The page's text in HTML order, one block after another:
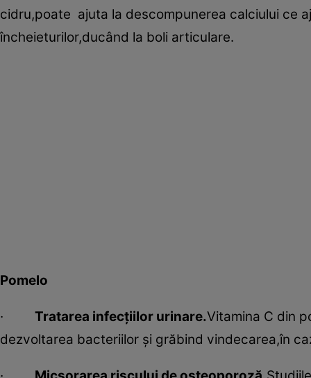
cidru,poate ajuta la descompunerea calciului ce
încheieturilor,ducând la boli articulare.
Pomelo
· Tratarea infecţiilor urinare.Vitamina C din
dezvoltarea bacteriilor şi grăbind vindecarea,în